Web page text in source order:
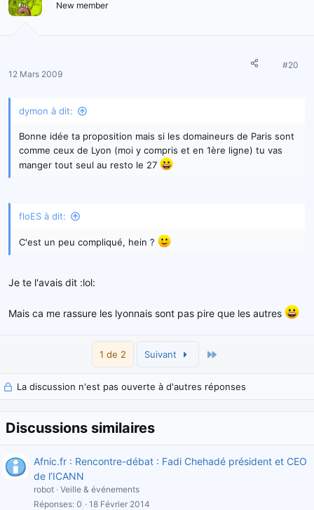
New member
12 Mars 2009
#20
dymon à dit:
Bonne idée ta proposition mais si les domaineurs de Paris sont
comme ceux de Lyon (moi y compris et en 1ère ligne) tu vas
manger tout seul au resto le 27
floES à dit:
C'est un peu compliqué, hein ?
Je te l'avais dit :lol:
Mais ca me rassure les lyonnais sont pas pire que les autres
1 de 2 Suivant
La discussion n'est pas ouverte à d'autres réponses
Discussions similaires
Afnic.fr : Rencontre-débat : Fadi Chehadé président et CEO
de l’ICANN
robot Veille & événements
Réponses 0 18 Février 2014